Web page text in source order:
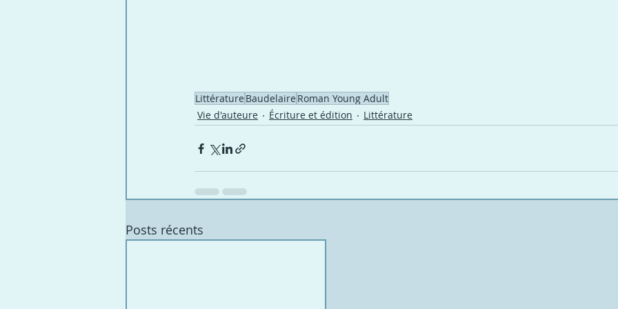
Littérature Baudelaire Roman Young Adult
Vie d'auteure
Écriture et édition Littérature
Posts récents